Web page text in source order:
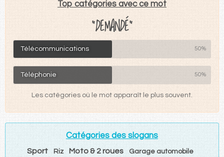
Top catégories avec ce mot
"DEMANDÉ"
Télécommunications 50%
Téléphonie 50%
Les catégories où le mot apparaît le plus souvent.
Catégories des slogans
Sport Riz Moto & 2 roues Garage automobile